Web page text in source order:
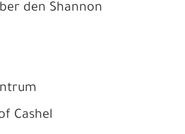
den Shannon
Cashel